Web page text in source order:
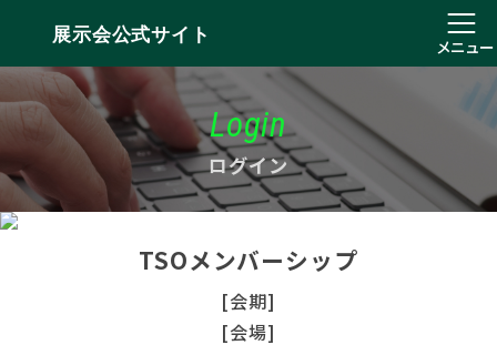
展示会公式サイト
メニュー
Login
ログイン
TSOメンバーシップ
[会期]
[会場]